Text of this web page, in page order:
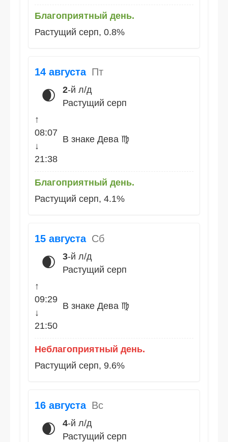
Благоприятный день.
Растущий серп, 0.8%
14 августа Пт
🌒 2-й л/д
Растущий серп
↑
08:07
↓
21:38
В знаке Дева ♍
Благоприятный день.
Растущий серп, 4.1%
15 августа Сб
🌒 3-й л/д
Растущий серп
↑
09:29
↓
21:50
В знаке Дева ♍
Неблагоприятный день.
Растущий серп, 9.6%
16 августа Вс
🌒 4-й л/д
Растущий серп